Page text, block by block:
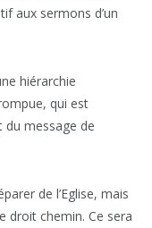
aux sermons d’un
hiérarchie
qui est
du message de
de l’Eglise, mais
droit chemin. Ce sera